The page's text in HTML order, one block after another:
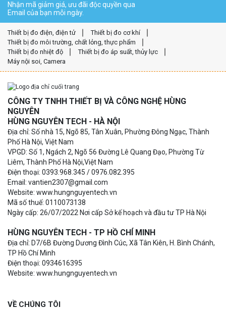
Nhận mã giảm giá, ưu đãi độc quyền qua
Email của bạn mỗi ngày.
Thiết bị đo điện, điện tử
Thiết bị đo cơ khí
Thiết bị đo môi trường, chất lỏng, thực phẩm
Thiết bị đo nhiệt độ
Thiết bị đo áp suất, thủy lực
Máy nội soi, Camera
CÔNG TY TNHH THIẾT BỊ VÀ CÔNG NGHỆ HÙNG
NGUYÊN
HÙNG NGUYÊN TECH - HÀ NỘI
Địa chỉ: Số nhà 15, Ngõ 85, Tân Xuân, Phường Đông Ngạc, Thành
Phố Hà Nội, Việt Nam
VPGD: Số 1, Ngách 2, Ngõ 56 Đường Lê Quang Đạo, Phường Từ
Liêm, Thành Phố Hà Nội,Việt Nam
Điện thoại: 0393.968.345 / 0976.082.395
Email: vantien2307@gmail.com
Website: www.hungnguyentech.vn
Mã số thuế: 0110073138
Ngày cấp: 26/07/2022 Nơi cấp Sở kế hoạch và đầu tư TP Hà Nội
HÙNG NGUYÊN TECH - TP HỒ CHÍ MINH
Địa chỉ: D7/6B Đường Dương Đình Cúc, Xã Tân Kiên, H. Bình Chánh,
TP Hồ Chí Minh
Điện thoại: 0934616395
Website: www.hungnguyentech.vn
VỀ CHÚNG TÔI